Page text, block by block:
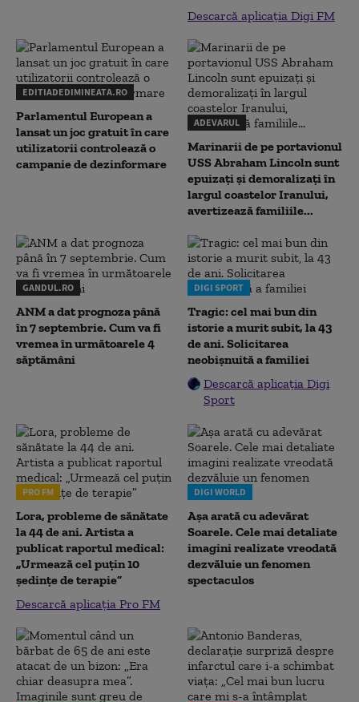
Descarcă aplicația Digi FM
EDITIADEDIMINEATA.RO
Parlamentul European a
lansat un joc gratuit în care
utilizatorii controlează o
campanie de dezinformare
ADEVARUL
Marinarii de pe portavionul
USS Abraham Lincoln sunt
epuizați și demoralizați în
largul coastelor Iranului,
avertizează familiile...
GANDUL.RO
ANM a dat prognoza până
în 7 septembrie. Cum va fi
vremea în următoarele 4
săptămâni
DIGI SPORT
Tragic: cel mai bun din
istorie a murit subit, la 43
de ani. Solicitarea
neobișnuită a familiei
Descarcă aplicația Digi
Sport
PRO FM
Lora, probleme de sănătate
la 44 de ani. Artista a
publicat raportul medical:
„Urmează cel puțin 10
ședințe de terapie”
Descarcă aplicația Pro FM
DIGI WORLD
Așa arată cu adevărat
Soarele. Cele mai detaliate
imagini realizate vreodată
dezvăluie un fenomen
spectaculos